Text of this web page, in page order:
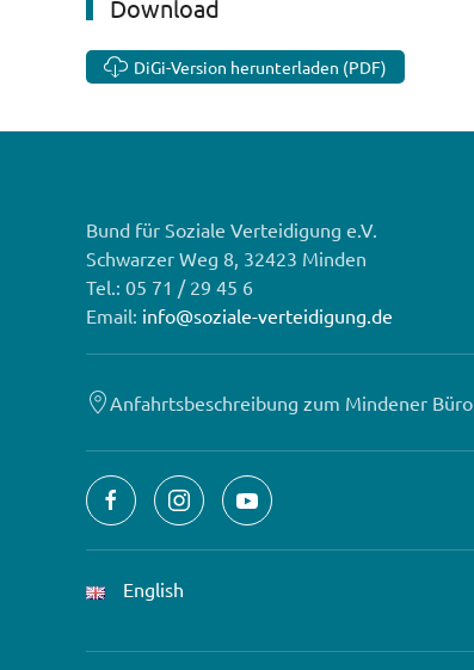
Download
DiGi-Version herunterladen (PDF)
Bund für Soziale Verteidigung e.V.
Schwarzer Weg 8, 32423 Minden
Tel.: 05 71 / 29 45 6
Email: info@soziale-verteidigung.de
Anfahrtsbeschreibung zum Mindener Büro
English